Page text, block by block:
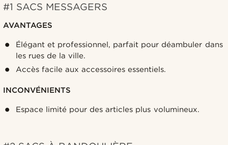
#1 SACS MESSAGERS
AVANTAGES
Élégant et professionnel, parfait pour déambuler dans
les rues de la ville.
Accès facile aux accessoires essentiels.
INCONVÉNIENTS
Espace limité pour des articles plus volumineux.